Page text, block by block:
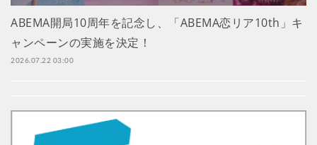
ABEMA開局10周年を記念し、「ABEMA恋リア10th」キ
ャンペーンの実施を決定！
2026.07.22 03:00